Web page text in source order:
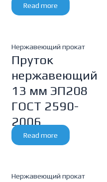
Read more
Нержавеющий прокат
Пруток
нержавеющий
13 мм ЭП208
ГОСТ 2590-
2006
Read more
Нержавеющий прокат